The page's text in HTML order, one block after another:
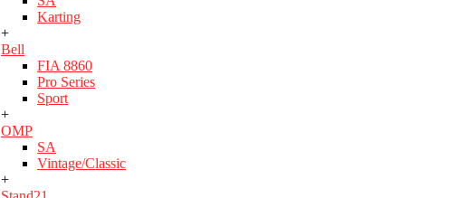
Karting
+
Bell
FIA 8860
Pro Series
Sport
+
OMP
SA
Vintage/Classic
+